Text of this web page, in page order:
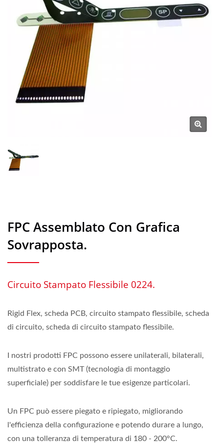
FPC Assemblato Con Grafica
Sovrapposta.
Circuito Stampato Flessibile 0224.
Rigid Flex, scheda PCB, circuito stampato flessibile, scheda
di circuito, scheda di circuito stampato flessibile.
I nostri prodotti FPC possono essere unilaterali, bilaterali,
multistrato e con SMT (tecnologia di montaggio
superficiale) per soddisfare le tue esigenze particolari.
Un FPC può essere piegato e ripiegato, migliorando
l'efficienza della configurazione e potendo durare a lungo,
con una tolleranza di temperatura di 180 - 200°C.